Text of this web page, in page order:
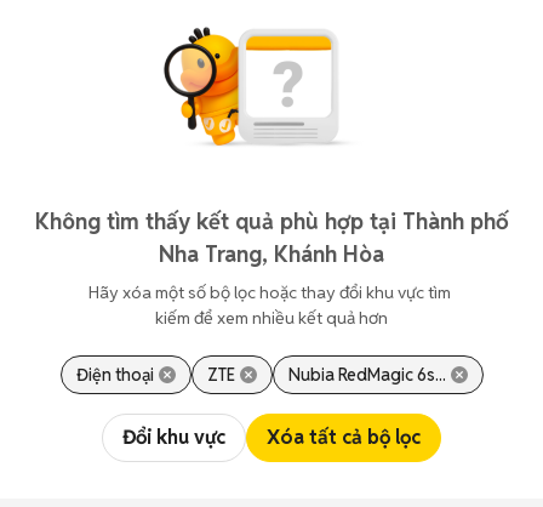
Không tìm thấy kết quả phù hợp tại Thành phố
Nha Trang, Khánh Hòa
Hãy xóa một số bộ lọc hoặc thay đổi khu vực tìm
kiếm để xem nhiều kết quả hơn
Điện thoại ZTE Nubia RedMagic 6s...
Đổi khu vực Xóa tất cả bộ lọc